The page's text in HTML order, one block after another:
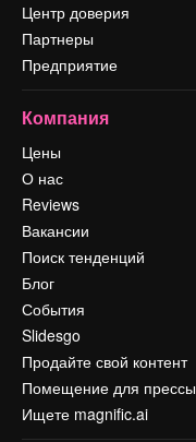
Центр доверия
Партнеры
Предприятие
Компания
Цены
О нас
Reviews
Вакансии
Поиск тенденций
Блог
События
Slidesgo
Продайте свой контент
Помещение для прессы
Ищете magnific.ai